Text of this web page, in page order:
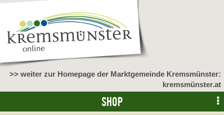
>> weiter zur Homepage der Marktgemeinde Kremsmünster:
kremsmünster.at
SHOP